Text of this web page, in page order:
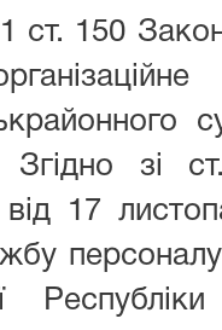
ст. 150
Згідно зі
17